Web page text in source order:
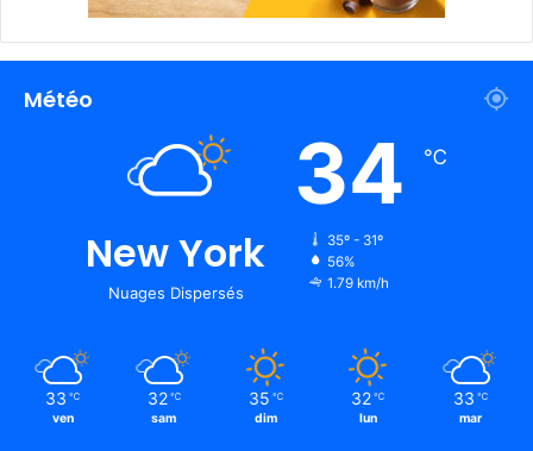
Météo
New York
Nuages Dispersés
34 ℃
35º - 31º
56%
1.79 km/h
33 ℃
ven
32 ℃
sam
35 ℃
dim
32 ℃
lun
33 ℃
mar